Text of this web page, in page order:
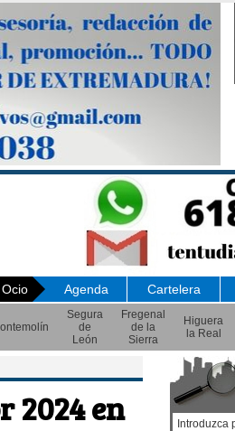
Ocio Agenda Cartelera
Segura
de
León
Fregenal
de la
Sierra
Higuera
la Real
2024 en
Introduzca